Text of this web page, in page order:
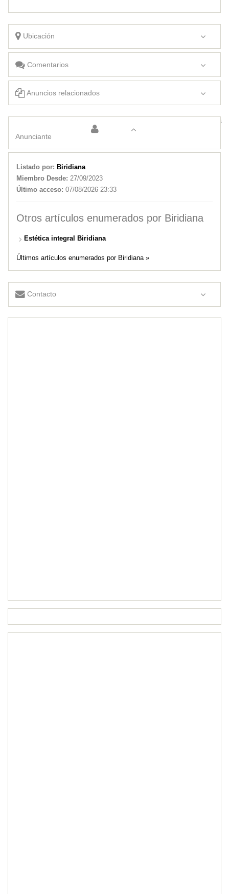
Ubicación
Comentarios
Anuncios relacionados
Enfermera Universitaria
Anunciante
Listado por: Biridiana
Miembro Desde: 27/09/2023
Último acceso: 07/08/2026 23:33
Otros artículos enumerados por Biridiana
Estética integral Biridiana
Últimos artículos enumerados por Biridiana »
Contacto